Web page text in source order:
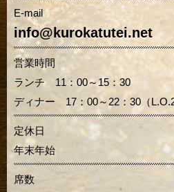
E-mail
info@kurokatutei.net
営業時間
ランチ 11：00～15：30
ディナー 17：00～22：30（
定休日
年末年始
席数